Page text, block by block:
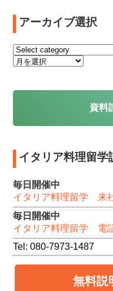
ウ
ィ
ド
ウ
で
き
ウ
ィ
ド
ウ
で
ま
ウ
ィ
ド
ウ
で
ま
ウ
ィ
ド
ウ
ま
す)
アーカイブ選択
資料
イタリア料理留学
毎日開催中
イタリア料理留学 来
毎日開催中
イタリア料理留学 電
Tel: 080-7973-1487
無料説